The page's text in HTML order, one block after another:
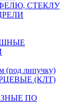
СТЕКЛУ
липучку)
(КЛТ)
ПО